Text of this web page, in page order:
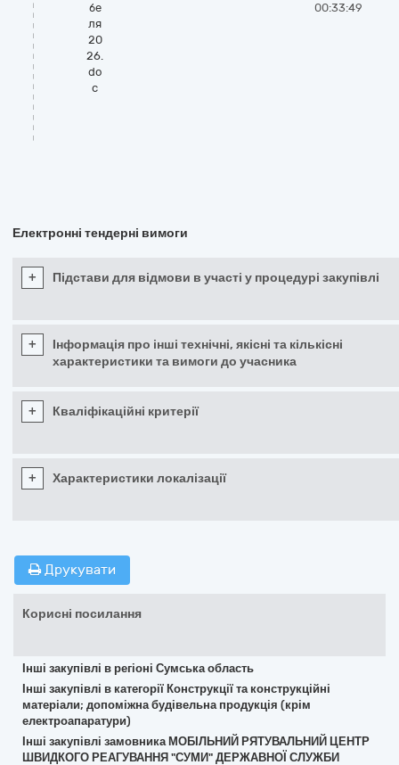
бе
ля
20
26.
do
c
00:33:49
Електронні тендерні вимоги
+ Підстави для відмови в участі у процедурі закупівлі
+
Інформація про інші технічні, якісні та кількісні
характеристики та вимоги до учасника
+ Кваліфікаційні критерії
+ Характеристики локалізації
Друкувати
Корисні посилання
Інші закупівлі в регіоні Сумська область
Інші закупівлі в категорії Конструкції та конструкційні
матеріали; допоміжна будівельна продукція (крім
електроапаратури)
Інші закупівлі замовника МОБІЛЬНИЙ РЯТУВАЛЬНИЙ ЦЕНТР
ШВИДКОГО РЕАГУВАННЯ "СУМИ" ДЕРЖАВНОЇ СЛУЖБИ